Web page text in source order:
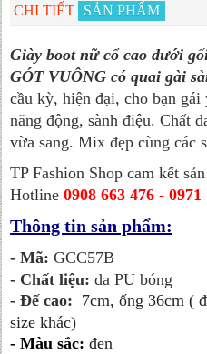
CHI TIẾT SẢN PHẨM
Giày boot nữ cổ cao dưới
GÓT VUÔNG có quai gài
cầu kỳ, hiện đại, cho bạn gái
năng động, sành điệu. Chất
vừa sang. Mix đẹp cùng các
TP Fashion Shop cam kết
Hotline0908 663 476 - 0971
Thông tin sản phẩm:
- Mã: GCC57B
- Chất liệu:da PU bóng
- Đế cao: 7cm, ống 36cm (
size khác)
-Màu sắc: đen